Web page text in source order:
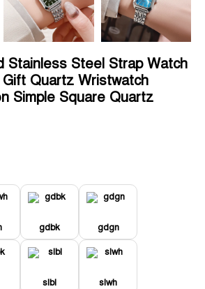
Stainless Steel Strap Watch
Quartz Wristwatch
Simple Square Quartz
gdbk gdgn
slbl slwh